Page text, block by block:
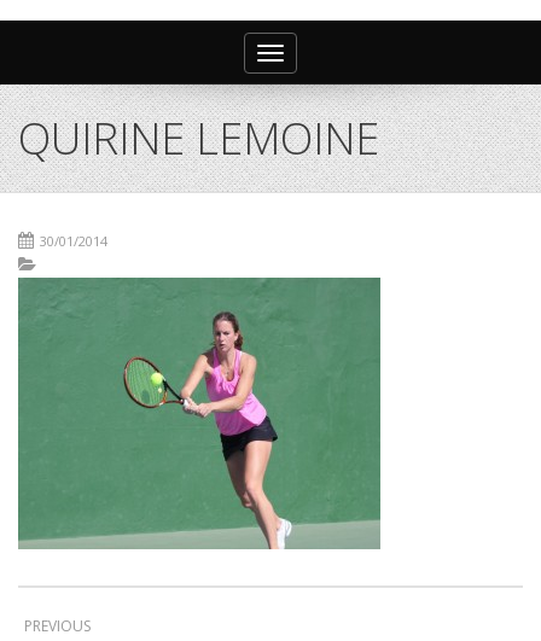
Toggle
navigation
QUIRINE LEMOINE
30/01/2014
PREVIOUS